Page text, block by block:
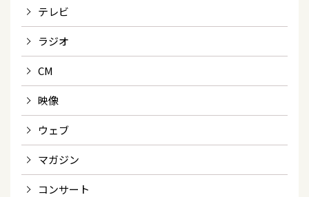
テレビ
ラジオ
CM
映像
ウェブ
マガジン
コンサート